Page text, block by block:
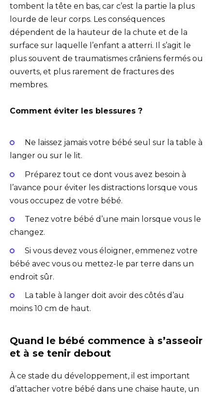
tombent la tête en bas, car c’est la partie la plus
lourde de leur corps. Les conséquences
dépendent de la hauteur de la chute et de la
surface sur laquelle l’enfant a atterri. Il s’agit le
plus souvent de traumatismes crâniens fermés ou
ouverts, et plus rarement de fractures des
membres.
Comment éviter les blessures ?
Ne laissez jamais votre bébé seul sur la table à
langer ou sur le lit.
Préparez tout ce dont vous avez besoin à
l’avance pour éviter les distractions lorsque vous
vous occupez de votre bébé.
Tenez votre bébé d’une main lorsque vous le
changez.
Si vous devez vous éloigner, emmenez votre
bébé avec vous ou mettez-le par terre dans un
endroit sûr.
La table à langer doit avoir des côtés d’au
moins 10 cm de haut.
Quand le bébé commence à s’asseoir
et à se tenir debout
À ce stade du développement, il est important
d’attacher votre bébé dans une chaise haute, un